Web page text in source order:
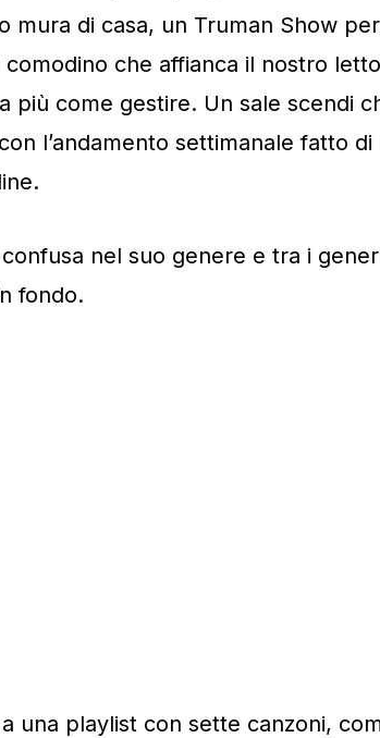
mura di casa, un Truman Show
comodino che affianca il nostro
più come gestire. Un sale scendi
l’andamento settimanale fatto
nel suo genere e tra i
fondo.
una playlist con sette canzoni,